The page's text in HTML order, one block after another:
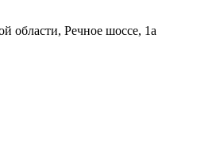
области, Речное шоссе, 1а